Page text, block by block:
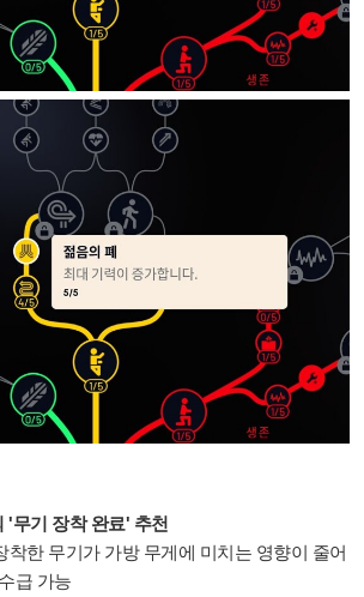
'무기 장착 완료' 추천
착한 무기가 가방 무게에 미치는 영향이 줄어
급 가능